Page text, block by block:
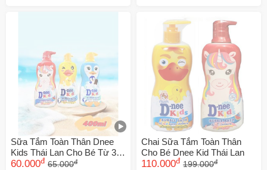
Sữa Tắm Toàn Thân Dnee
Kids Thái Lan Cho Bé Từ 3
Tuổi Dung Tích 400ml
60.000đ 65.000đ
Chai Sữa Tắm Toàn Thân
Cho Bé Dnee Kid Thái Lan
110.000đ 199.000đ